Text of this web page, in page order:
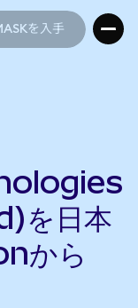
を入手
を日本
から